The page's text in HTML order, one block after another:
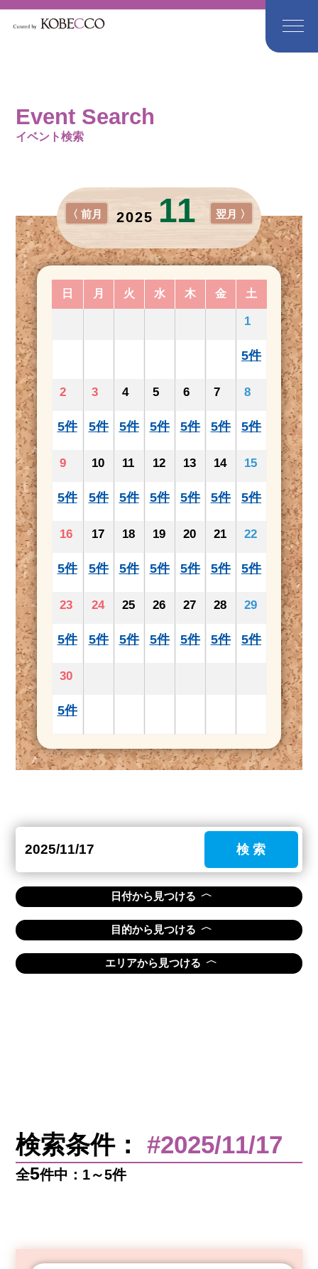
Event Search
イベント検索
2025 11
〈 前月 翌月 〉
日 月 火 水 木 金 土
1
5件
2
5件
3
5件
4
5件
5
5件
6
5件
7
5件
8
5件
9
5件
10
5件
11
5件
12
5件
13
5件
14
5件
15
5件
16
5件
17
5件
18
5件
19
5件
20
5件
21
5件
22
5件
23
5件
24
5件
25
5件
26
5件
27
5件
28
5件
29
5件
30
5件
検 索
日付から見つける 〈
目的から見つける 〈
エリアから見つける 〈
検索条件：#2025/11/17
全5件中：1～5件